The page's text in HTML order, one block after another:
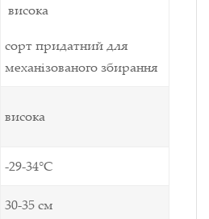
висока
сорт придатний для
механізованого збирання
висока
-29-34°С
30-35 см